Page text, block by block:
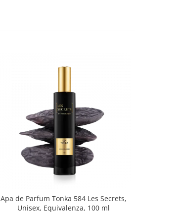
Apa de Parfum Tonka 584 Les Secrets,
Unisex, Equivalenza, 100 ml